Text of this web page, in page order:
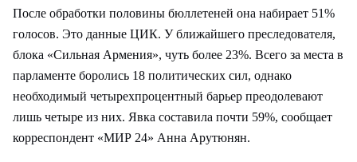
После обработки половины бюллетеней она набирает 51%
голосов. Это данные ЦИК. У ближайшего преследователя,
блока «Сильная Армения», чуть более 23%. Всего за места в
парламенте боролись 18 политических сил, однако
необходимый четырехпроцентный барьер преодолевают
лишь четыре из них. Явка составила почти 59%, сообщает
корреспондент «МИР 24» Анна Арутюнян.